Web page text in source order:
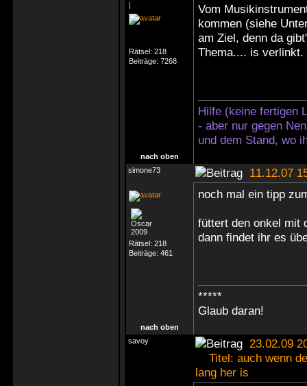
|
Rätsel: 218
Beiträge: 7268
Vom
kommen (siehe
am Ziel, denn da
Thema.... is verlinkt.
Hilfe (keine fertigen
- aber nur gegen
und dem Stand, wo
nach oben
simone73
11.12.07
Rätsel: 218
Beiträge: 461
noch mal ein tipp
füttert den onkel mit
dann findet ihr es
*****
Glaub daran!
nach oben
savoy
23.02.09
Titel: auch wenn
lang her is